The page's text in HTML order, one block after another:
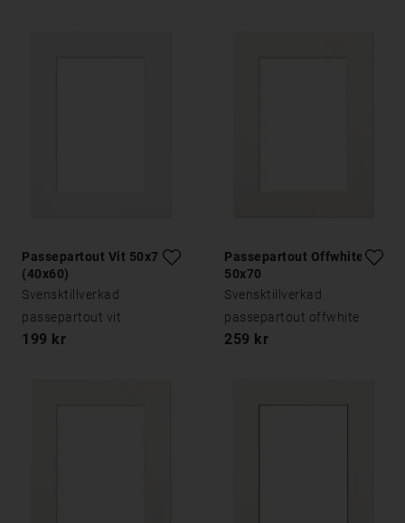
Passepartout Vit 50x70
(40x60)
Svensktillverkad
passepartout vit
199 kr
Passepartout Offwhite
50x70
Svensktillverkad
passepartout offwhite
259 kr